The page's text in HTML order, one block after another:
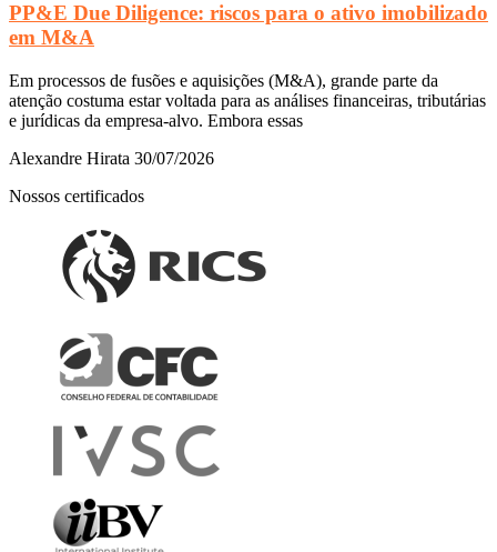
PP&E Due Diligence: riscos para o ativo imobilizado
em M&A
Em processos de fusões e aquisições (M&A), grande parte da
atenção costuma estar voltada para as análises financeiras, tributárias
e jurídicas da empresa-alvo. Embora essas
Alexandre Hirata 30/07/2026
Nossos certificados